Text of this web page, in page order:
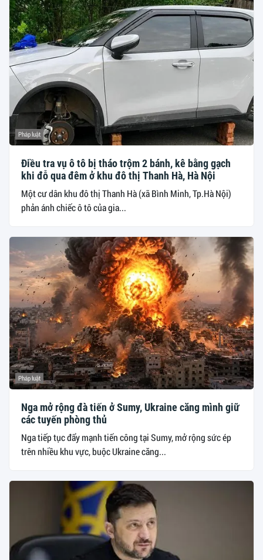
Pháp luật
Điều tra vụ ô tô bị tháo trộm 2 bánh, kê bằng gạch
khi đỗ qua đêm ở khu đô thị Thanh Hà, Hà Nội
Một cư dân khu đô thị Thanh Hà (xã Bình Minh, Tp.Hà Nội)
phản ánh chiếc ô tô của gia...
Pháp luật
Nga mở rộng đà tiến ở Sumy, Ukraine căng mình giữ
các tuyến phòng thủ
Nga tiếp tục đẩy mạnh tiến công tại Sumy, mở rộng sức ép
trên nhiều khu vực, buộc Ukraine căng...